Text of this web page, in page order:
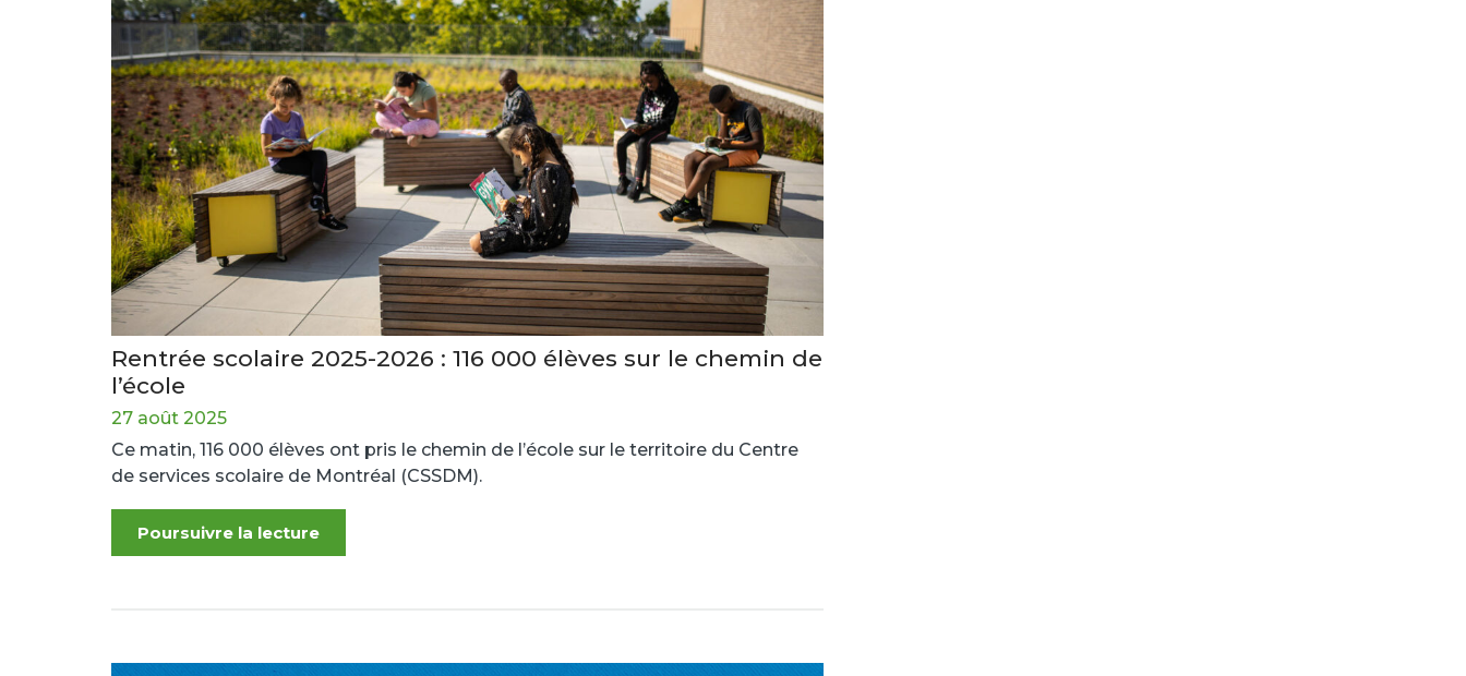
Rentrée scolaire 2025-2026 : 116 000 élèves sur le chemin de
l’école
27 août 2025
Ce matin, 116 000 élèves ont pris le chemin de l’école sur le territoire du Centre
de services scolaire de Montréal (CSSDM).
Poursuivre la lecture